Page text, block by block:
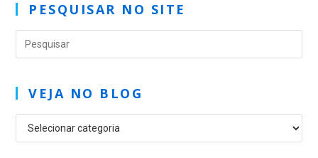
PESQUISAR NO SITE
VEJA NO BLOG